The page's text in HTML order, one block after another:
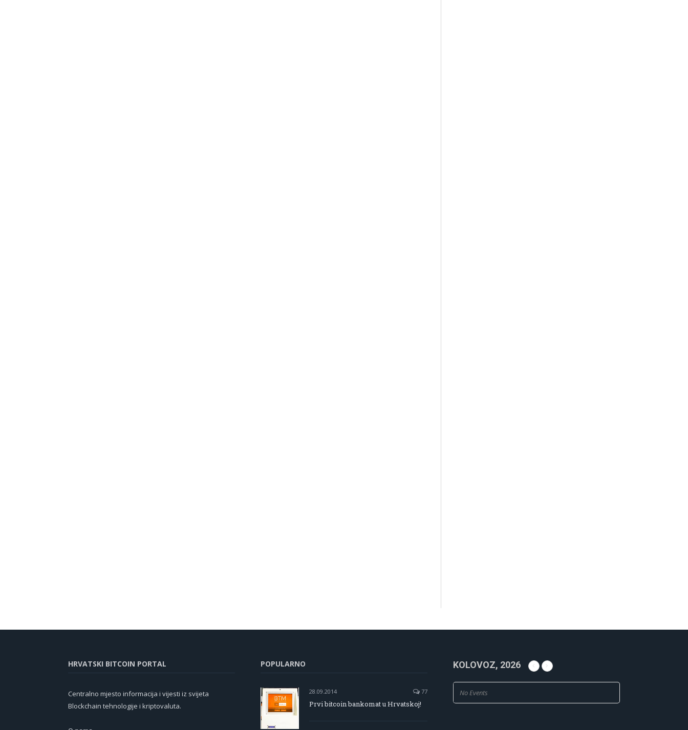
HRVATSKI BITCOIN PORTAL
Centralno mjesto informacija i vijesti iz svijeta
Blockchain tehnologije i kriptovaluta.
POPULARNO
28.09.2014 77
Prvi bitcoin bankomat u Hrvatskoj!
KOLOVOZ, 2026
No Events